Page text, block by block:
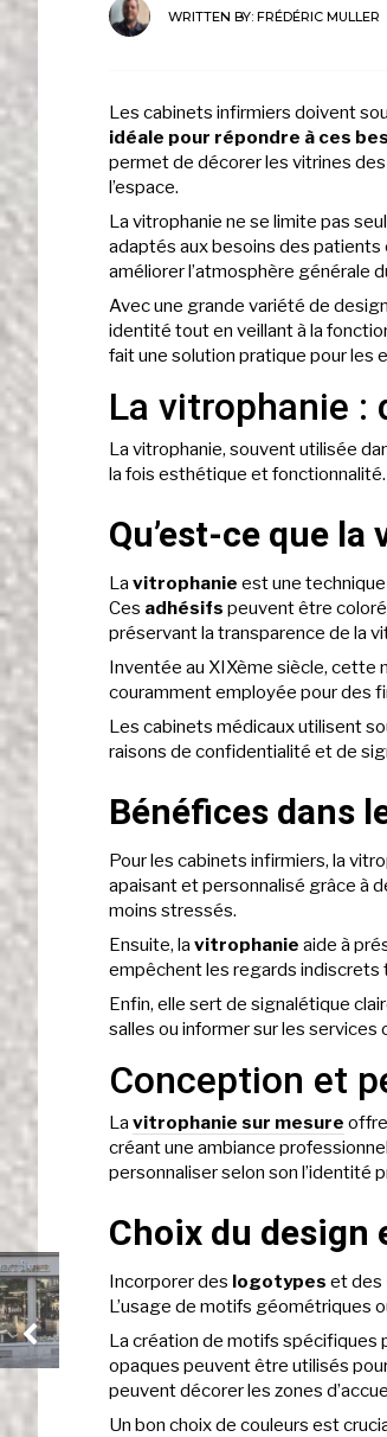
WRITTEN BY: FRÉDÉRIC MULLER
Les cabinets infirmiers doivent
idéale pour répondre à ces
permet de décorer les vitrines
l’espace.
La vitrophanie ne se limite pas
adaptés aux besoins des patients
améliorer l’atmosphère générale
Avec une grande variété de
identité tout en veillant à la
fait une solution pratique pour les
La vitrophanie
La vitrophanie, souvent utilisée
la fois esthétique et
Qu’est-ce que
La vitrophanie est une
Ces adhésifs peuvent être
préservant la transparence de la
Inventée au XIXème siècle, cette
couramment employée pour des
Les cabinets médicaux utilisent
raisons de confidentialité et de
Bénéfices dans
Pour les cabinets infirmiers, la
apaisant et personnalisé grâce à
moins stressés.
Ensuite, la vitrophanie aide à
empêchent les regards indiscrets
Enfin, elle sert de signalétique
salles ou informer sur les services
Conception et
La vitrophanie sur mesure
créant une ambiance
personnaliser selon son l’identité
Choix du design
Incorporer des logotypes et des
L’usage de motifs géométriques
La création de motifs spécifiques
opaques peuvent être utilisés
peuvent décorer les zones
Un bon choix de couleurs est